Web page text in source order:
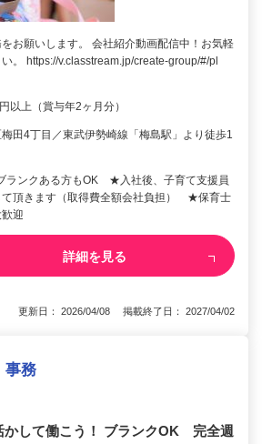
お願いします。 会社紹介動画配信中！お気軽
。 https://v.classtream.jp/create-group/#/pl
以上（賞与年2ヶ月分）
田4丁目／東武伊勢崎線「梅島駅」より徒歩1
ランクある方もOK ★入社後、子育て支援員
て頂きます（取得費全額会社負担） ★保育士
迎
詳細を見る
更新日： 2026/04/08 掲載終了日： 2027/04/02
事務
かして働こう！ ブランクOK 完全週